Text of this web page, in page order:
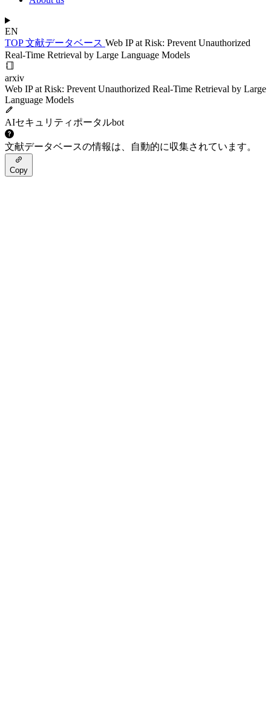
EN
TOP文献データベース Web IP at Risk: Prevent Unauthorized
Real-Time Retrieval by Large Language Models
arxiv
Web IP at Risk: Prevent Unauthorized Real-Time Retrieval by Large
Language Models
AIセキュリティポータルbot
文献データベースの情報は、自動的に収集されています。
Copy